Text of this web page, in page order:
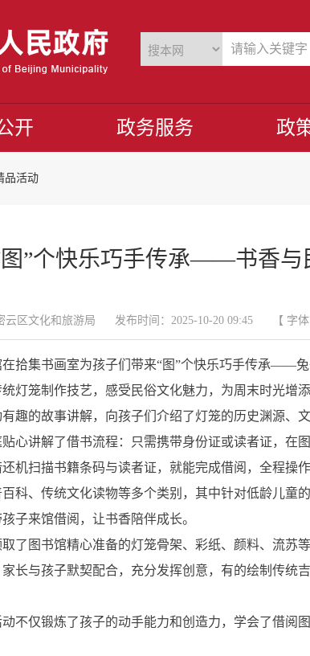
开 政务服务 政
品活动
图”个快乐巧手传承——书香与
云区文化和旅游局 发布时间：2025-10-20 09:45 【 字体
在拾集书画室为孩子们带来“图”个快乐巧手传承——
灯笼制作技艺，感受民俗文化魅力，为周末时光增
趣的故事讲解，向孩子们介绍了灯笼的历史渊源、
心讲解了借书流程：只需携带身份证或读者证，在
机扫描书籍条码与读者证，就能完成借阅，全程操
科、传统文化读物等多个类别，其中针对低龄儿童
子来馆借阅，让书香陪伴成长。
了图书馆精心准备的灯笼骨架、彩纸、颜料、流苏
长与孩子默契配合，充分发挥创意，有的绘制传统
不仅锻炼了孩子的动手能力和创造力，学会了借阅